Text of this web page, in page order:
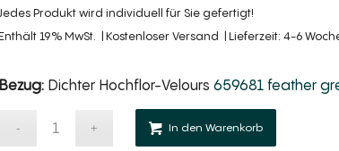
Produkt wird individuell für Sie gefertigt!
19% MwSt.
Kostenloser Versand Lieferzeit: 4-6
Bezug: Dichter Hochflor-Velours659681 feather
In den Warenkorb